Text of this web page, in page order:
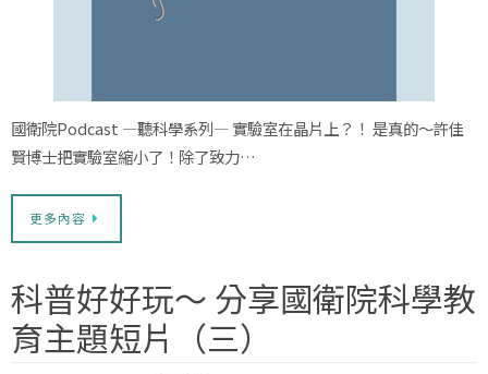
國衛院Podcast —聽科學系列— 實驗室在晶片上？！ 是真的～許佳
賢博士把實驗室縮小了！除了致力…
更多內容
科普好好玩～ 分享國衛院科學教
育主題短片（三）